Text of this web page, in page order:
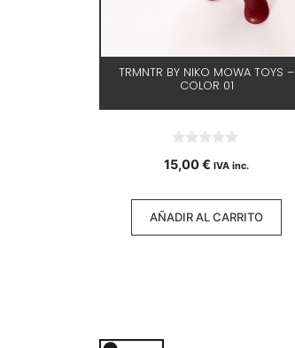
TRMNTR BY NIKO MOWA TOYS –
COLOR 01
d
15,00€ IVA inc.
AÑADIR AL CARRITO